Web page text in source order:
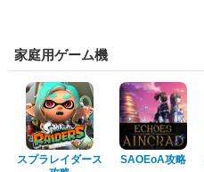
家庭用ゲーム機
スプラレイダース
SAOEoA攻略